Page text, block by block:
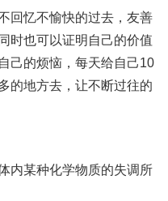
忆不愉快的过去，友善
时也可以证明自己的价值
己的烦恼，每天给自己10
的地方去，让不断过往的
某种化学物质的失调所